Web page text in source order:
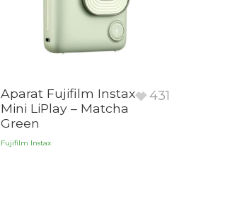
Aparat Fujifilm Instax
Mini LiPlay – Matcha
Green
Fujifilm Instax
431